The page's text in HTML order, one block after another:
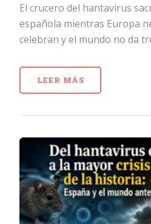
El crucero del hantavirus
española mientras Europa
celebran y el mundo no da
LEER MÁS